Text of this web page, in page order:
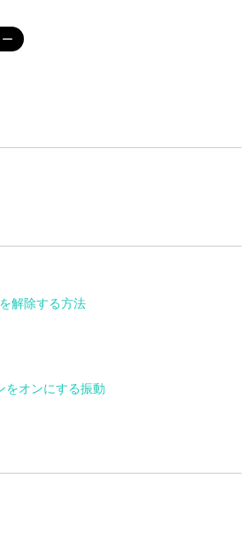
解除する方法
をオンにする振動